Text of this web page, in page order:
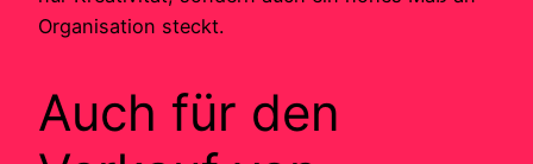
Organisation steckt.
Auch für den